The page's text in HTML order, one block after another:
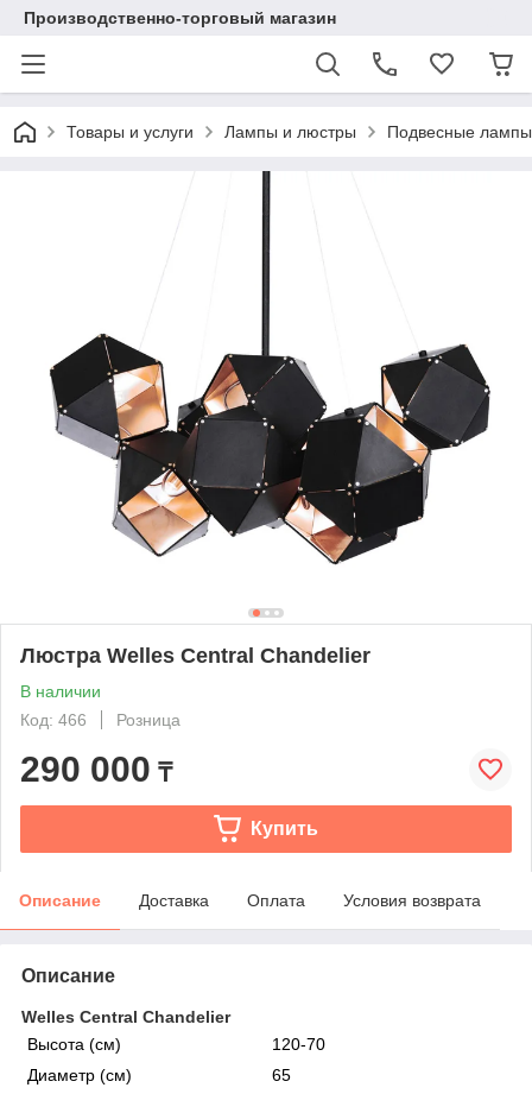
Производственно-торговый магазин
Товары и услуги Лампы и люстры Подвесные лампы
Люстра Welles Central Chandelier
В наличии
Код: 466
Розница
290 000 ₸
Купить
Описание Доставка Оплата Условия возврата
Описание
Welles Central Chandelier
Высота (см)
120-70
Диаметр (см)
65